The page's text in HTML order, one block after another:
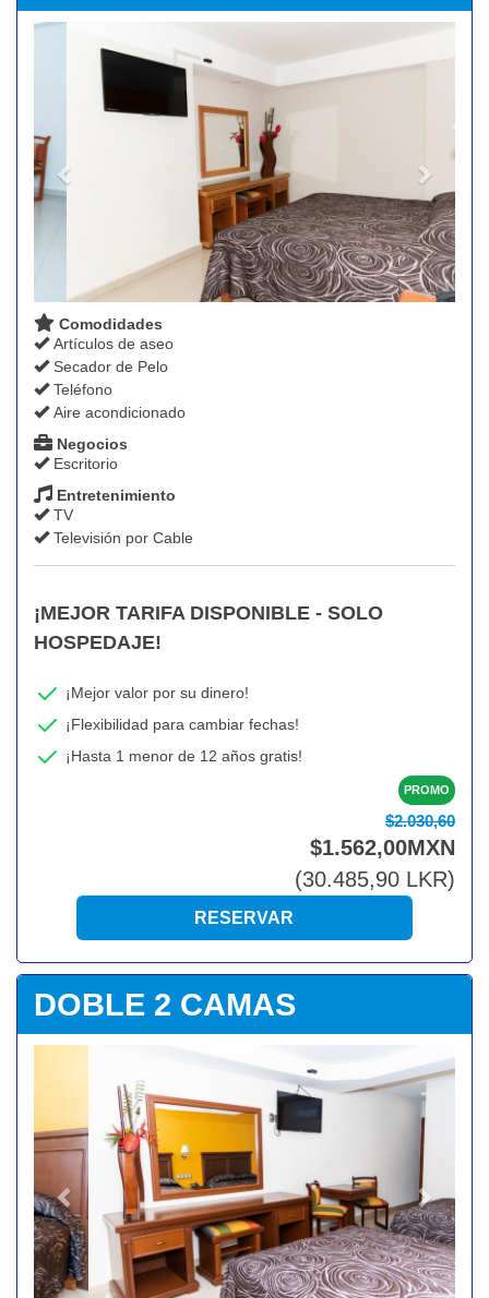
Comodidades
Artículos de aseo
Secador de Pelo
Teléfono
Aire acondicionado
Negocios
Escritorio
Entretenimiento
TV
Televisión por Cable
¡MEJOR TARIFA DISPONIBLE - SOLO
HOSPEDAJE!
¡Mejor valor por su dinero!
¡Flexibilidad para cambiar fechas!
¡Hasta 1 menor de 12 años gratis!
PROMO
$2.030,60
$1.562,00MXN
(30.485,90 LKR)
DOBLE 2 CAMAS
Next